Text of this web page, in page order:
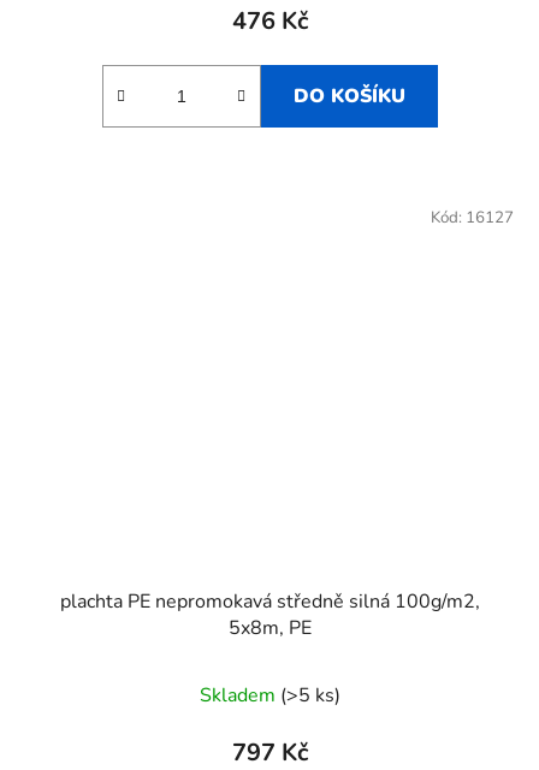
476 Kč
DO KOŠÍKU
plachta PE nepromokavá středně silná 100g/m2,
5x8m, PE
Skladem (>5 ks)
797 Kč
Kód: 16127